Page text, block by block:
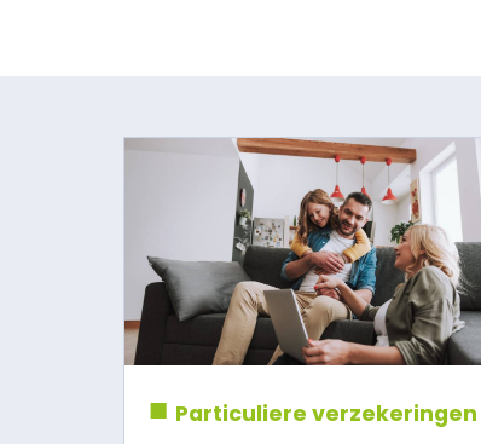
Particuliere verzekeringen